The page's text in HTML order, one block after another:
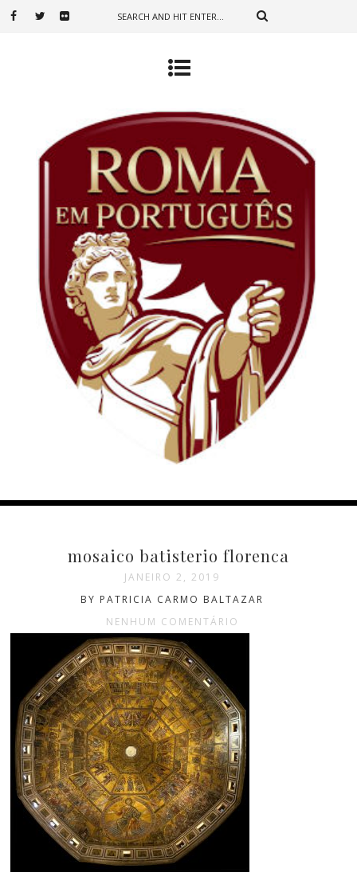
mosaico batisterio florenca
JANEIRO 2, 2019
BY PATRICIA CARMO BALTAZAR
NENHUM COMENTÁRIO